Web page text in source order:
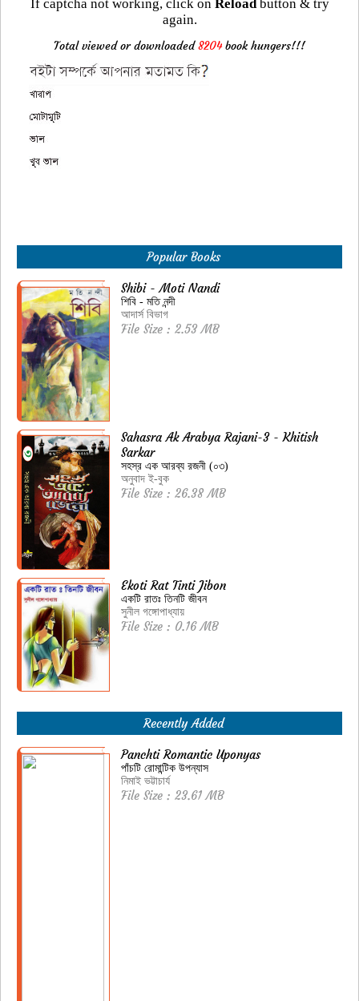
If captcha not working, click on Reloadbutton & try
again.
Total viewed or downloaded8204book hungers!!!
Popular Books
Shibi - Moti Nandi
শিবি - মতি নন্দী
আদার্স বিভাগ
File Size : 2.53 MB
Sahasra Ak Arabya Rajani-3 - Khitish
Sarkar
সহস্র এক আরব্য রজনী (০৩)
অনুবাদ ই-বুক
File Size : 26.38 MB
Ekoti Rat Tinti Jibon
একটি রাতঃ তিনটি জীবন
সুনীল গঙ্গোপাধ্যায়
File Size : 0.16 MB
Recently Added
Panchti Romantic Uponyas
পাঁচটি রোমান্টিক উপন্যাস
নিমাই ভট্টাচার্য
File Size : 23.61 MB